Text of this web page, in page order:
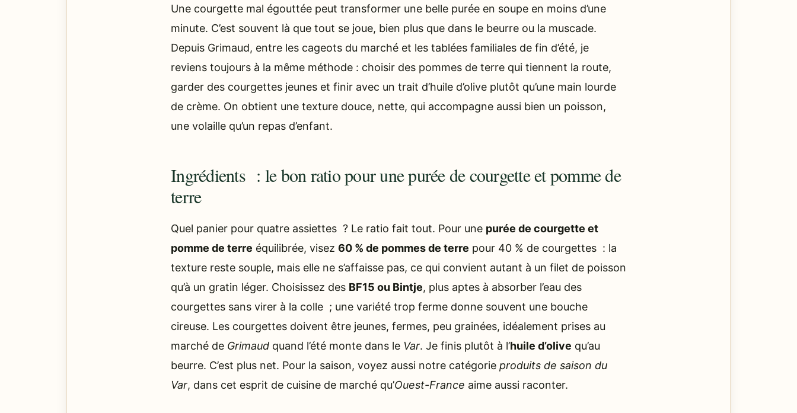
Une courgette mal égouttée peut transformer une belle purée en soupe en moins d’une
minute. C’est souvent là que tout se joue, bien plus que dans le beurre ou la muscade.
Depuis Grimaud, entre les cageots du marché et les tablées familiales de fin d’été, je
reviens toujours à la même méthode : choisir des pommes de terre qui tiennent la route,
garder des courgettes jeunes et finir avec un trait d’huile d’olive plutôt qu’une main lourde
de crème. On obtient une texture douce, nette, qui accompagne aussi bien un poisson,
une volaille qu’un repas d’enfant.
Ingrédients : le bon ratio pour une purée de courgette et pomme de
terre
Quel panier pour quatre assiettes ? Le ratio fait tout. Pour une purée de courgette et
pomme de terre équilibrée, visez 60 % de pommes de terre pour 40 % de courgettes : la
texture reste souple, mais elle ne s’affaisse pas, ce qui convient autant à un filet de poisson
qu’à un gratin léger. Choisissez des BF15 ou Bintje, plus aptes à absorber l’eau des
courgettes sans virer à la colle ; une variété trop ferme donne souvent une bouche
cireuse. Les courgettes doivent être jeunes, fermes, peu grainées, idéalement prises au
marché de Grimaud quand l’été monte dans le Var. Je finis plutôt à l’huile d’olive qu’au
beurre. C’est plus net. Pour la saison, voyez aussi notre catégorie produits de saison du
Var, dans cet esprit de cuisine de marché qu’Ouest-France aime aussi raconter.